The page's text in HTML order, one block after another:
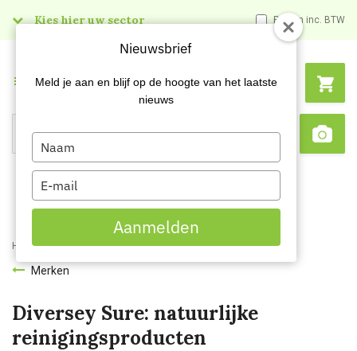
Kies hier uw sector Prijzen inc. BTW
Search
Menu
Home Merken Diversey Sure
Merken
Diversey Sure: natuurlijke
reinigingsproducten
Nieuwsbrief
Meld je aan en blijf op de hoogte van het laatste
nieuws
Type
your
name
Type
your
email
Aanmelden